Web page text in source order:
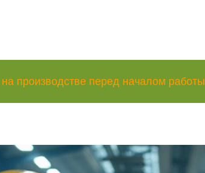
на производстве перед началом работы